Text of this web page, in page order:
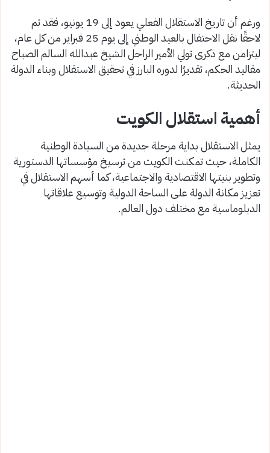
ورغم أن تاريخ الاستقلال الفعلي يعود إلى 19 يونيو، فقد تم
لاحقًا نقل الاحتفال بالعيد الوطني إلى يوم 25 فبراير من كل عام،
ليتزامن مع ذكرى تولي الأمير الراحل الشيخ عبدالله السالم الصباح
مقاليد الحكم، تقديرًا لدوره البارز في تحقيق الاستقلال وبناء الدولة
الحديثة.
أهمية استقلال الكويت
يمثل الاستقلال بداية مرحلة جديدة من السيادة الوطنية
الكاملة، حيث تمكنت الكويت من ترسيخ مؤسساتها الدستورية
وتطوير بنيتها الاقتصادية والاجتماعية، كما أسهم الاستقلال في
تعزيز مكانة الدولة على الساحة الدولية وتوسيع علاقاتها
الدبلوماسية مع مختلف دول العالم.